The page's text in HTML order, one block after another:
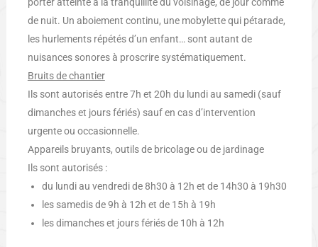
porter atteinte à la tranquillité du voisinage, de jour comme
de nuit. Un aboiement continu, une mobylette qui pétarade,
les hurlements répétés d’un enfant… sont autant de
nuisances sonores à proscrire systématiquement.
Bruits de chantier
Ils sont autorisés entre 7h et 20h du lundi au samedi (sauf
dimanches et jours fériés) sauf en cas d’intervention
urgente ou occasionnelle.
Appareils bruyants, outils de bricolage ou de jardinage
Ils sont autorisés :
du lundi au vendredi de 8h30 à 12h et de 14h30 à 19h30
les samedis de 9h à 12h et de 15h à 19h
les dimanches et jours fériés de 10h à 12h